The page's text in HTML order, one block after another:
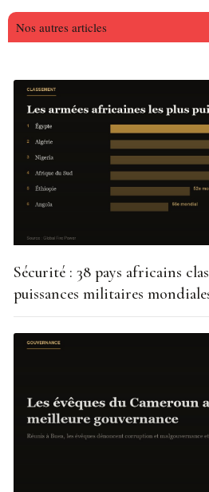
Nos autres articles
Sécurité : 38 pays africains
puissances militaires